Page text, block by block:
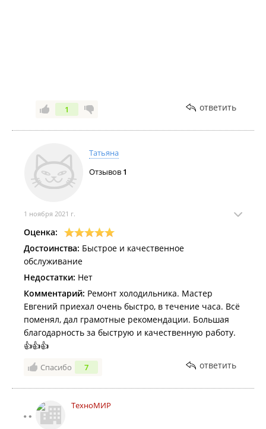
1 ответить
Татьяна
Отзывов 1
1 ноября 2021 г.
Оценка:
Достоинства: Быстрое и качественное
обслуживание
Недостатки: Нет
Комментарий: Ремонт холодильника. Мастер
Евгений приехал очень быстро, в течение часа. Всё
поменял, дал грамотные рекомендации. Большая
благодарность за быструю и качественную работу.
👍👍👍
Спасибо 7 ответить
ТехноМИР